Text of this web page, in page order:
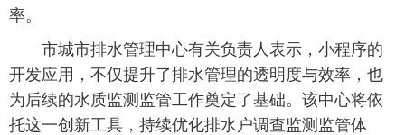
率。
市城市排水管理中心有关负责人表示，小程序的
开发应用，不仅提升了排水管理的透明度与效率，也
为后续的水质监测监管工作奠定了基础。该中心将依
托这一创新工具，持续优化排水户调查监测监管体